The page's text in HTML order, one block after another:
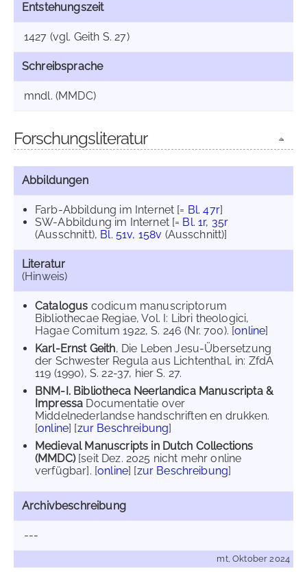
Entstehungszeit
1427 (vgl. Geith S. 27)
Schreibsprache
mndl. (MMDC)
Forschungsliteratur
Abbildungen
Farb-Abbildung im Internet [= Bl. 47r]
SW-Abbildung im Internet[= Bl. 1r, 35r
(Ausschnitt), Bl. 51v, 158v (Ausschnitt)]
Literatur
(Hinweis)
Catalogus codicum manuscriptorum
Bibliothecae Regiae, Vol. I: Libri theologici,
Hagae Comitum 1922, S. 246 (Nr. 700). [online]
Karl-Ernst Geith, Die Leben Jesu-Übersetzung
der Schwester Regula aus Lichtenthal, in: ZfdA
119 (1990), S. 22-37, hier S. 27.
BNM-I. Bibliotheca Neerlandica Manuscripta &
Impressa Documentatie over
Middelnederlandse handschriften en drukken.
[online] [zur Beschreibung]
Medieval Manuscripts in Dutch Collections
(MMDC)[seit Dez. 2025 nicht mehr online
verfügbar]. [online] [zur Beschreibung]
Archivbeschreibung
---
mt, Oktober 2024